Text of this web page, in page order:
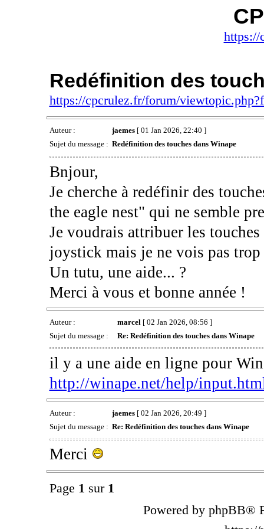
https://
Redéfinition des
https://cpcrulez.fr/forum/
Auteur : jaemes[ 01 Jan 2026, 22:40 ]
Sujet du message : Redéfinition des touches dans Winape
Bnjour,
Je cherche à redéfinir des
the eagle nest" qui ne semble
Je voudrais attribuer les
joystick mais je ne vois pas
Un tutu, une aide... ?
Merci à vous et bonne année !
Auteur : marcel [ 02 Jan 2026, 08:56 ]
Sujet du message :
Re: Redéfinition des touches dans Winape
il y a une aide en ligne pour
http://winape.net/help/
Auteur : jaemes[ 02 Jan 2026, 20:49 ]
Sujet du message : Re: Redéfinition des touches dans Winape
Merci
Page 1 sur 1
Powered by phpBB®